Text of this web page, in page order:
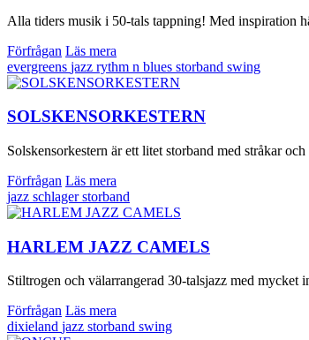
Alla tiders musik i 50-tals tappning! Med inspiration
Förfrågan Läs mera
evergreens jazz rythm n blues storband swing
SOLSKENSORKESTERN
Solskensorkestern är ett litet storband med stråkar
Förfrågan Läs mera
jazz schlagerstorband
HARLEM JAZZ CAMELS
Stiltrogen och välarrangerad 30-talsjazz med mycket
Förfrågan Läs mera
dixieland jazz storband swing